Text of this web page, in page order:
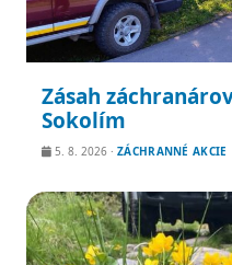
Zásah
Sokolím
5. 8. 2026 · ZÁCHRANNÉ AKCIE